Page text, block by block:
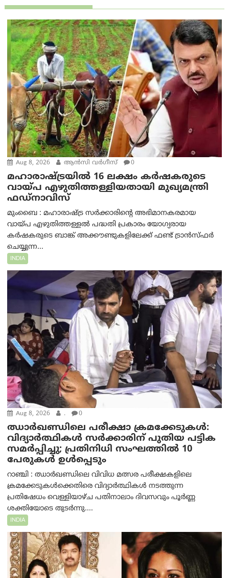
Aug 8, 2026 ആന്‍സി വര്‍ഗീസ് 0
മഹാരാഷ്ട്രയിൽ 16 ലക്ഷം കർഷകരുടെ
വായ്പ എഴുതിത്തള്ളിയതായി മുഖ്യമന്ത്രി
ഫഡ്‌നാവിസ്
മുംബൈ : മഹാരാഷ്ട്ര സർക്കാരിന്റെ അഭിമാനകരമായ
വായ്പ എഴുതിത്തള്ളൽ പദ്ധതി പ്രകാരം യോഗ്യരായ
കർഷകരുടെ ബാങ്ക് അക്കൗണ്ടുകളിലേക്ക് ഫണ്ട് ട്രാൻസ്ഫർ
ചെയ്യുന്ന...
INDIA
Aug 8, 2026 . 0
ഝാര്‍ഖണ്ഡിലെ പരീക്ഷാ ക്രമക്കേടുകള്‍:
വിദ്യാർത്ഥികൾ സർക്കാരിന് പുതിയ പട്ടിക
സമർപ്പിച്ചു; പ്രതിനിധി സംഘത്തിൽ 10
പേരുകൾ ഉൾപ്പെടും
റാഞ്ചി : ഝാർഖണ്ഡിലെ വിവിധ മത്സര പരീക്ഷകളിലെ
ക്രമക്കേടുകൾക്കെതിരെ വിദ്യാർത്ഥികൾ നടത്തുന്ന
പ്രതിഷേധം വെള്ളിയാഴ്ച പതിനാലാം ദിവസവും പൂർണ്ണ
ശക്തിയോടെ തുടർന്നു....
INDIA